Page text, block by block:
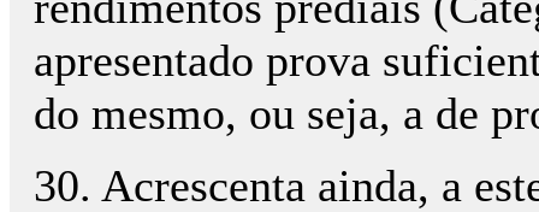
apresentado prova
do mesmo, ou seja, a de
30. Acrescenta ainda, a